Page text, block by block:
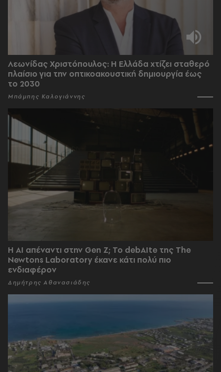
Λεωνίδας Χριστόπουλος: Η Ελλάδα χτίζει σταθερό
πλαίσιο για την οπτικοακουστική δημιουργία έως
το 2030
Μπάμπης Καλογιάννης
Η AI απέναντι στην Gen Z; Το debAIte της The
Newtons Laboratory έκανε κάτι πολύ πιο
ενδιαφέρον
Δημήτρης Αθανασιάδης